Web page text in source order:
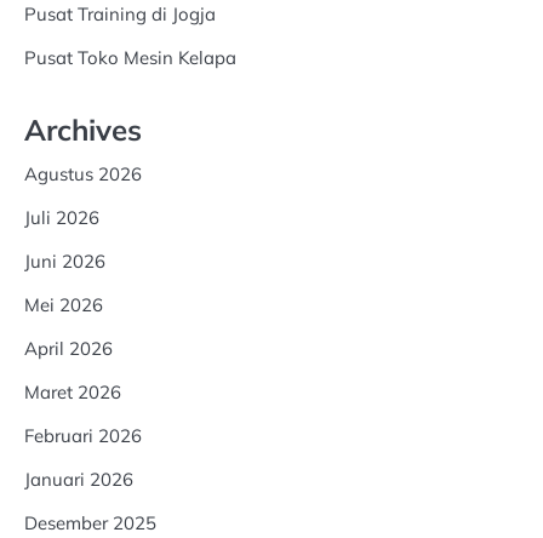
Pusat Training di Jogja
Pusat Toko Mesin Kelapa
Archives
Agustus 2026
Juli 2026
Juni 2026
Mei 2026
April 2026
Maret 2026
Februari 2026
Januari 2026
Desember 2025